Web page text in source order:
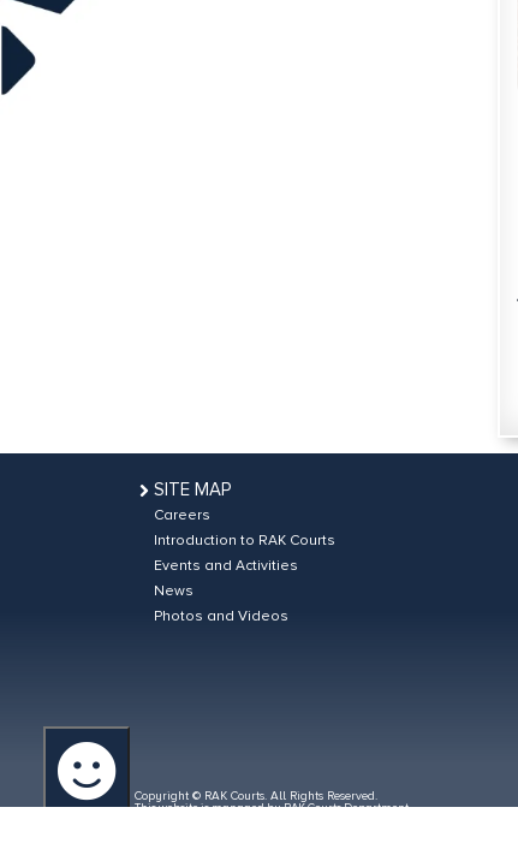
SITE MAP
Careers
Introduction to RAK Courts
Events and Activities
News
Photos and Videos
Copyright © RAK Courts. All Rights Reserved.
This website is managed by RAK Courts Department